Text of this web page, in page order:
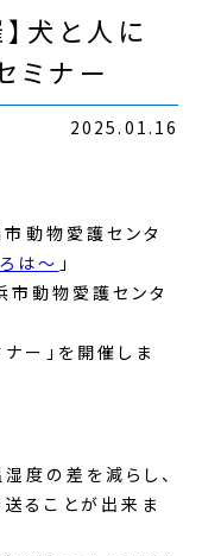
犬と人に
ミナー
2025.01.16
動物愛護センタ
は～ 」
市動物愛護センタ
ー」を開催しま
度の差を減らし、
ることが出来ま